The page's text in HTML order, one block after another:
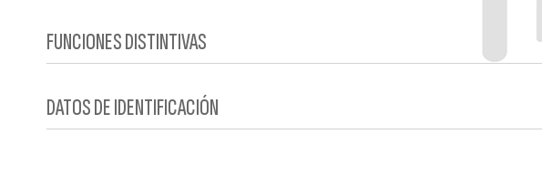
FUNCIONES DISTINTIVAS
DATOS DE IDENTIFICACIÓN